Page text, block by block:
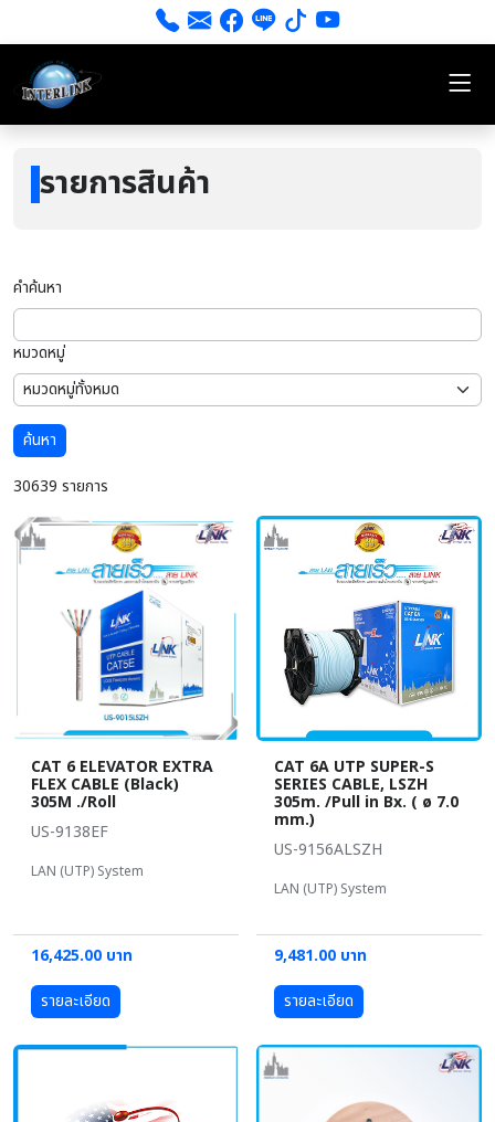
รายการสินค้า
คำค้นหา
หมวดหมู่
ค้นหา
30639 รายการ
CAT 6 ELEVATOR EXTRA
FLEX CABLE (Black)
305M ./Roll
US-9138EF
LAN (UTP) System
16,425.00 บาท
รายละเอียด
CAT 6A UTP SUPER-S
SERIES CABLE, LSZH
305m. /Pull in Bx. ( ø 7.0
mm.)
US-9156ALSZH
LAN (UTP) System
9,481.00 บาท
รายละเอียด